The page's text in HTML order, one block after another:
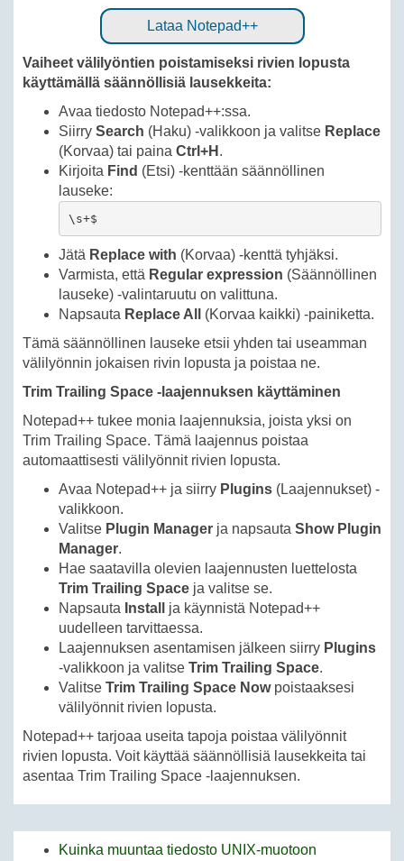
Lataa Notepad++
Vaiheet välilyöntien poistamiseksi rivien lopusta
käyttämällä säännöllisiä lausekkeita:
Avaa tiedosto Notepad++:ssa.
Siirry Search (Haku) -valikkoon ja valitse Replace
(Korvaa) tai paina Ctrl+H .
Kirjoita Find (Etsi) -kenttään säännöllinen
lauseke:
\s+$
Jätä Replace with (Korvaa) -kenttä tyhjäksi.
Varmista, että Regular expression (Säännöllinen
lauseke) -valintaruutu on valittuna.
Napsauta Replace All
(Korvaa kaikki) -painiketta.
Tämä säännöllinen lauseke etsii yhden tai useamman
välilyönnin jokaisen rivin lopusta ja poistaa ne.
Trim Trailing Space -laajennuksen käyttäminen
Notepad++ tukee monia laajennuksia, joista yksi on
Trim Trailing Space. Tämä laajennus poistaa
automaattisesti välilyönnit rivien lopusta.
Avaa Notepad++ ja siirry Plugins (Laajennukset) -
valikkoon.
Valitse Plugin Manager ja napsauta Show Plugin
Manager.
Hae saatavilla olevien laajennusten luettelosta
Trim Trailing Space ja valitse se.
Napsauta Install
ja käynnistä Notepad++
uudelleen tarvittaessa.
Laajennuksen asentamisen jälkeen siirry Plugins
-valikkoon ja valitse Trim Trailing Space.
Valitse Trim Trailing Space Nowpoistaaksesi
välilyönnit rivien lopusta.
Notepad++ tarjoaa useita tapoja poistaa välilyönnit
rivien lopusta. Voit käyttää säännöllisiä lausekkeita tai
asentaa Trim Trailing Space -laajennuksen.
Kuinka muuntaa tiedosto UNIX-muotoon